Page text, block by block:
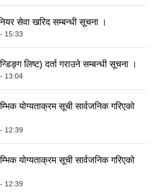
सेवा खरिद सम्बन्धी सूचना ।
15:33
लिष्ट) दर्ता गराउने सम्बन्धी सूचना ।
13:04
योग्यताक्रम सूची सार्वजनिक गरिएको
12:39
योग्यताक्रम सूची सार्वजनिक गरिएको
12:39